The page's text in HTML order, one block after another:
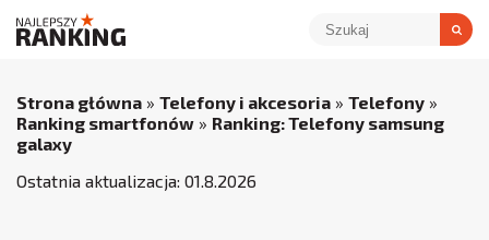
Strona główna » Telefony i akcesoria » Telefony »
Ranking smartfonów » Ranking: Telefony samsung
galaxy
Ostatnia aktualizacja: 01.8.2026